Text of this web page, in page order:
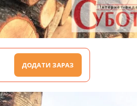
ДОДАТИ ЗАРАЗ